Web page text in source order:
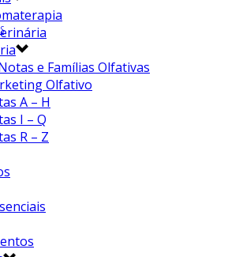
e Famílias Olfativas
Olfativo
A – H
I – Q
R – Z